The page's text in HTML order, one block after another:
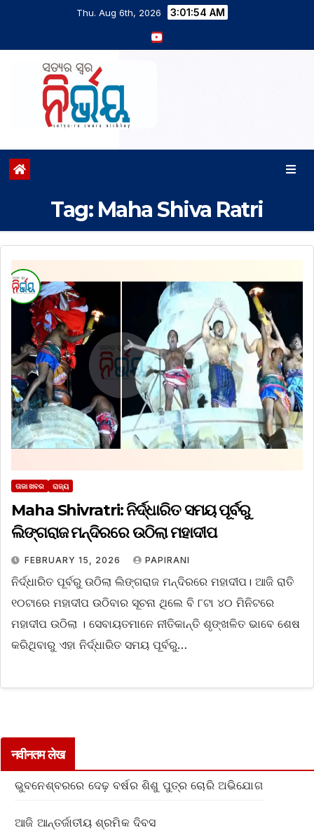
Thu. Aug 6th, 2026 3:01:55 AM
Tag: Maha Shiva Ratri
ତାଜା ଖବର ରାଜ୍ୟ
Maha Shivratri: ନିର୍ଦ୍ଧାରିତ ସମୟ ପୂର୍ବରୁ
ଲିଙ୍ଗରାଜ ମନ୍ଦିରରେ ଉଠିଲା ମହାଦୀପ
FEBRUARY 15, 2026 PAPIRANI
ନିର୍ଦ୍ଧାରିତ ପୂର୍ବରୁ ଉଠିଲା ଲିଙ୍ଗରାଜ ମନ୍ଦିରରେ ମହାଦୀପ। ଆଜି ରାତି
୧୦ଟାରେ ମହାଦୀପ ଉଠିବାର ସୂଚନା ଥିଲେ ବି ୮ଟା ୪୦ ମିନିଟରେ
ମହାଦୀପ ଉଠିଲା । ସେବାୟତମାନେ ନୀତିକାନ୍ତି ଶୃଙ୍ଖଳିତ ଭାବେ ଶେଷ
କରିଥିବାରୁ ଏହା ନିର୍ଦ୍ଧାରିତ ସମୟ ପୂର୍ବରୁ…
नवीनतम लेख
ଭୁବନେଶ୍ବରରେ ଦେଢ଼ ବର୍ଷର ଶିଶୁ ପୁତ୍ର ଚୋରି ଅଭିଯୋଗ
ଆଜି ଆନ୍ତର୍ଜାତୀୟ ଶ୍ରମିକ ଦିବସ